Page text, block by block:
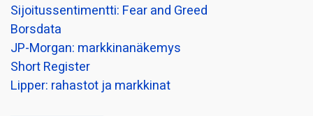
Sijoitussentimentti: Fear and Greed
Borsdata
JP-Morgan: markkinanäkemys
Short Register
Lipper: rahastot ja markkinat